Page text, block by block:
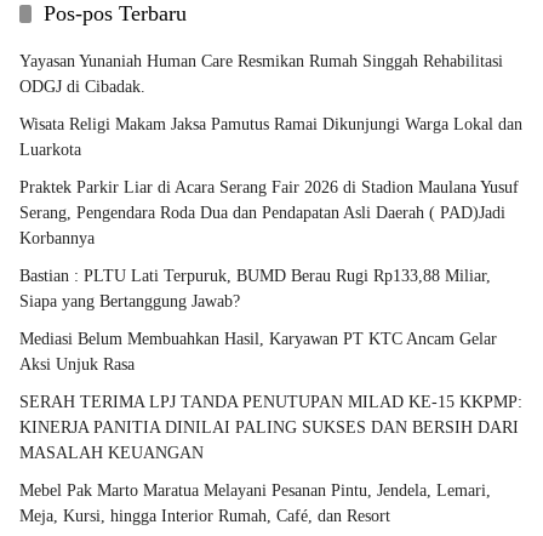
Pos-pos Terbaru
Yayasan Yunaniah Human Care Resmikan Rumah Singgah Rehabilitasi
ODGJ di Cibadak.
Wisata Religi Makam Jaksa Pamutus Ramai Dikunjungi Warga Lokal dan
Luarkota
Praktek Parkir Liar di Acara Serang Fair 2026 di Stadion Maulana Yusuf
Serang, Pengendara Roda Dua dan Pendapatan Asli Daerah ( PAD)Jadi
Korbannya
Bastian : PLTU Lati Terpuruk, BUMD Berau Rugi Rp133,88 Miliar,
Siapa yang Bertanggung Jawab?
Mediasi Belum Membuahkan Hasil, Karyawan PT KTC Ancam Gelar
Aksi Unjuk Rasa
SERAH TERIMA LPJ TANDA PENUTUPAN MILAD KE-15 KKPMP:
KINERJA PANITIA DINILAI PALING SUKSES DAN BERSIH DARI
MASALAH KEUANGAN
Mebel Pak Marto Maratua Melayani Pesanan Pintu, Jendela, Lemari,
Meja, Kursi, hingga Interior Rumah, Café, dan Resort